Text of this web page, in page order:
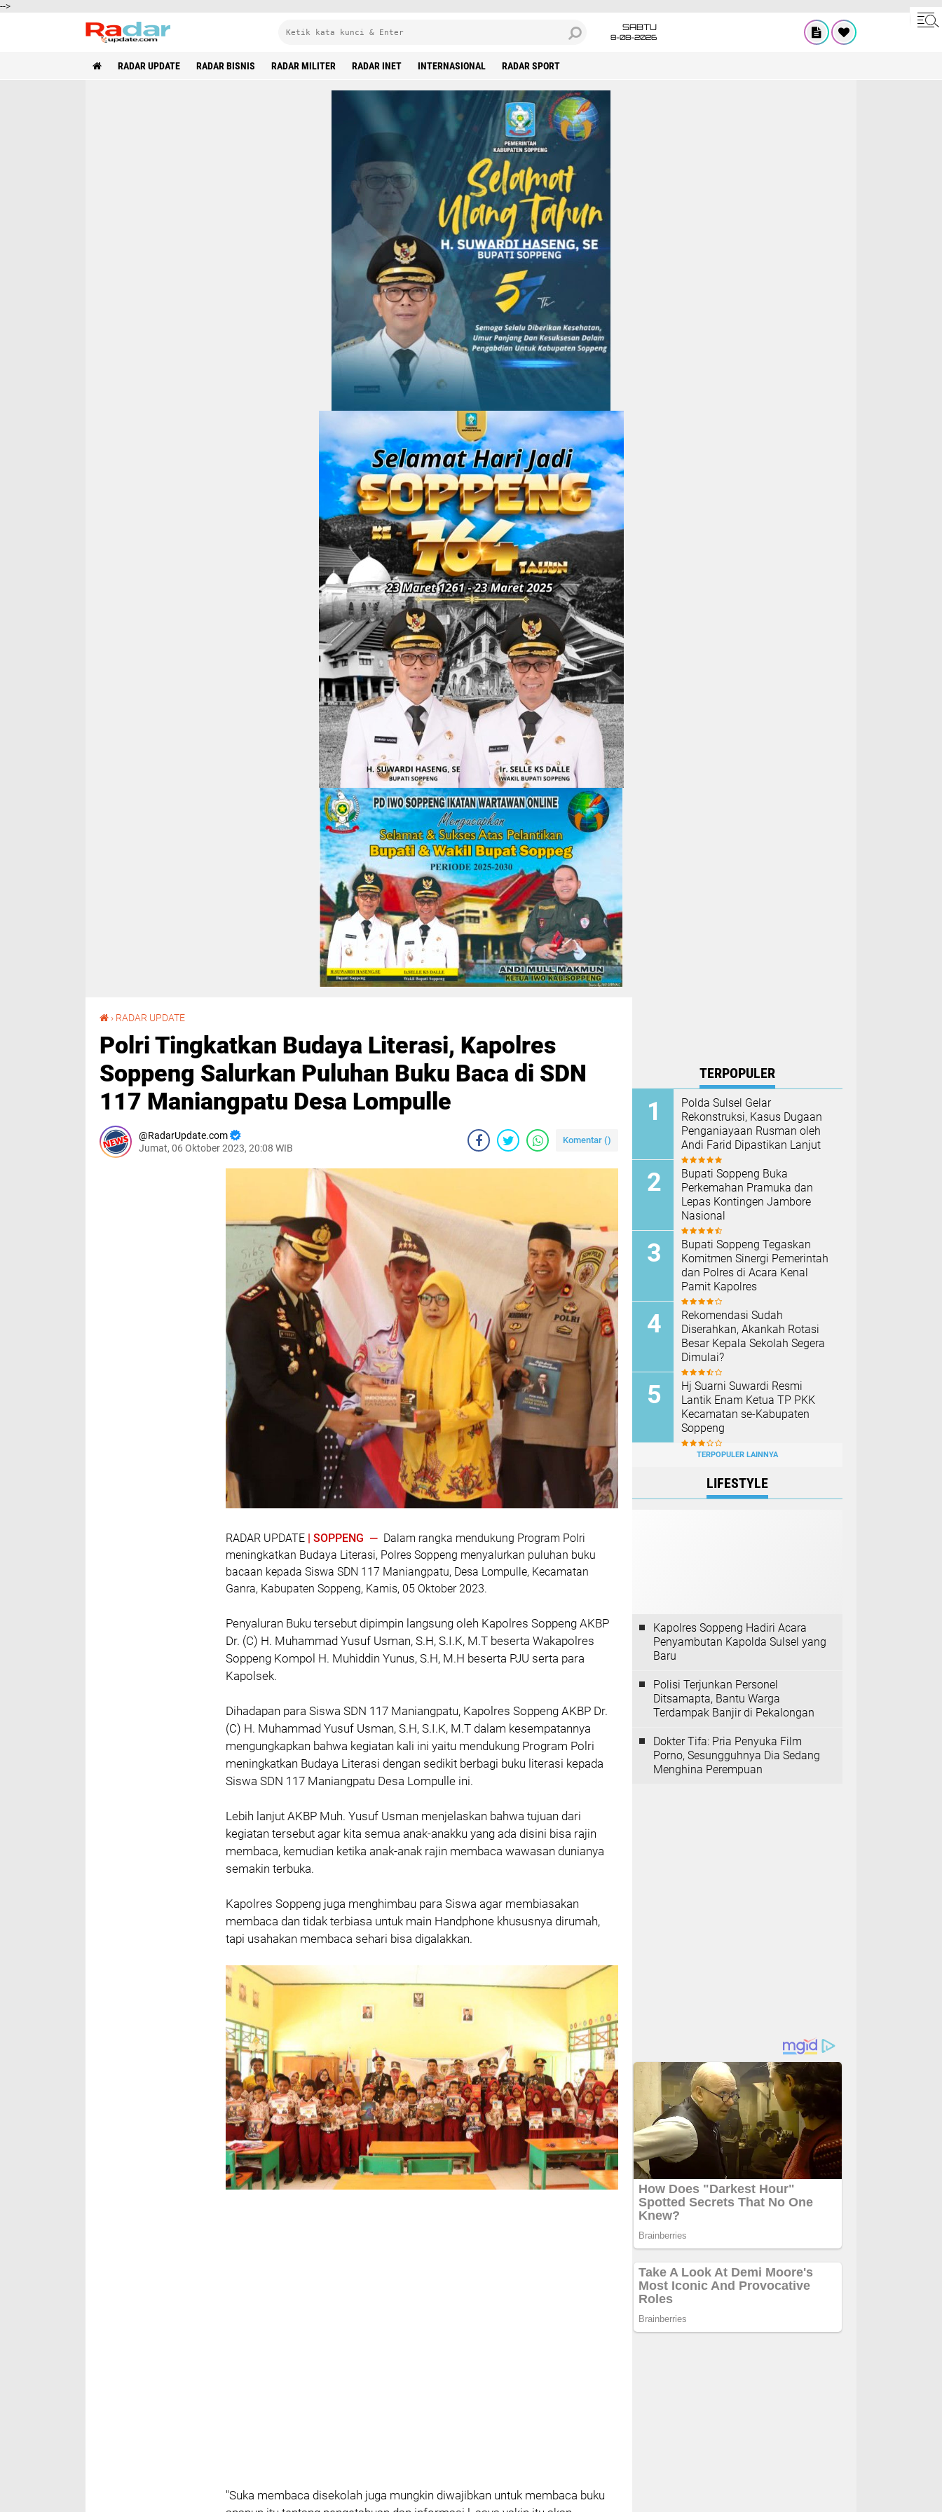
-->
SABTU
8-08-2026
RADAR UPDATE RADAR BISNIS RADAR MILITER RADAR INET INTERNASIONAL RADAR SPORT
› RADAR UPDATE
Polri Tingkatkan Budaya Literasi, Kapolres
Soppeng Salurkan Puluhan Buku Baca di SDN
117 Maniangpatu Desa Lompulle
RadarUpdate.com
Jumat, 06 Oktober 2023, 20:08 WIB
Komentar ()
RADAR UPDATE | SOPPENG — Dalam rangka mendukung Program Polri
meningkatkan Budaya Literasi, Polres Soppeng menyalurkan puluhan buku
bacaan kepada Siswa SDN 117 Maniangpatu, Desa Lompulle, Kecamatan
Ganra, Kabupaten Soppeng, Kamis, 05 Oktober 2023.
Penyaluran Buku tersebut dipimpin langsung oleh Kapolres Soppeng AKBP
Dr. (C) H. Muhammad Yusuf Usman, S.H, S.I.K, M.T beserta Wakapolres
Soppeng Kompol H. Muhiddin Yunus, S.H, M.H beserta PJU serta para
Kapolsek.
Dihadapan para Siswa SDN 117 Maniangpatu, Kapolres Soppeng AKBP Dr.
(C) H. Muhammad Yusuf Usman, S.H, S.I.K, M.T dalam kesempatannya
mengungkapkan bahwa kegiatan kali ini yaitu mendukung Program Polri
meningkatkan Budaya Literasi dengan sedikit berbagi buku literasi kepada
Siswa SDN 117 Maniangpatu Desa Lompulle ini.
Lebih lanjut AKBP Muh. Yusuf Usman menjelaskan bahwa tujuan dari
kegiatan tersebut agar kita semua anak-anakku yang ada disini bisa rajin
membaca, kemudian ketika anak-anak rajin membaca wawasan dunianya
semakin terbuka.
Kapolres Soppeng juga menghimbau para Siswa agar membiasakan
membaca dan tidak terbiasa untuk main Handphone khususnya dirumah,
tapi usahakan membaca sehari bisa digalakkan.
"Suka membaca disekolah juga mungkin diwajibkan untuk membaca buku
TERPOPULER
Polda Sulsel Gelar
Rekonstruksi, Kasus Dugaan
Penganiayaan Rusman oleh
Andi Farid Dipastikan Lanjut
Bupati Soppeng Buka
Perkemahan Pramuka dan
Lepas Kontingen Jambore
Nasional
Bupati Soppeng Tegaskan
Komitmen Sinergi Pemerintah
dan Polres di Acara Kenal
Pamit Kapolres
Rekomendasi Sudah
Diserahkan, Akankah Rotasi
Besar Kepala Sekolah Segera
Dimulai?
Hj Suarni Suwardi Resmi
Lantik Enam Ketua TP PKK
Kecamatan se-Kabupaten
Soppeng
TERPOPULER LAINNYA
LIFESTYLE
Kapolres Soppeng Hadiri Acara
Penyambutan Kapolda Sulsel yang
Baru
Polisi Terjunkan Personel
Ditsamapta, Bantu Warga
Terdampak Banjir di Pekalongan
Dokter Tifa: Pria Penyuka Film
Porno, Sesungguhnya Dia Sedang
Menghina Perempuan